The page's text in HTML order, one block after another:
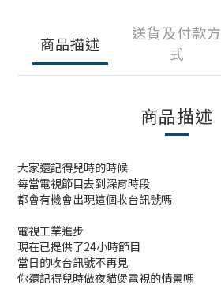
商品描述
送貨及付款方
式
商品描述
大家還記得兒時的時候
每當電視節目去到深宵時段
都會有機會出現這個收台訊號嗎
電視工業進步
現在已提供了24小時節目
當日的收台訊號不再見
你還記得兒時做夜貓煲電視的情景嗎